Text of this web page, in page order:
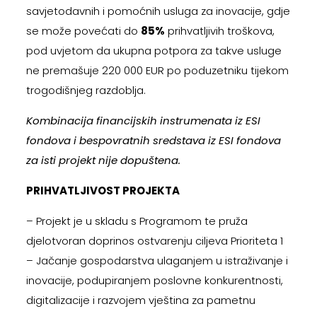
savjetodavnih i pomoćnih usluga za inovacije, gdje
se može povećati do 85% prihvatljivih troškova,
pod uvjetom da ukupna potpora za takve usluge
ne premašuje 220 000 EUR po poduzetniku tijekom
trogodišnjeg razdoblja.
Kombinacija financijskih instrumenata iz ESI
fondova i bespovratnih sredstava iz ESI fondova
za isti projekt nije dopuštena.
PRIHVATLJIVOST PROJEKTA
– Projekt je u skladu s Programom te pruža
djelotvoran doprinos ostvarenju ciljeva Prioriteta 1
– Jačanje gospodarstva ulaganjem u istraživanje i
inovacije, podupiranjem poslovne konkurentnosti,
digitalizacije i razvojem vještina za pametnu